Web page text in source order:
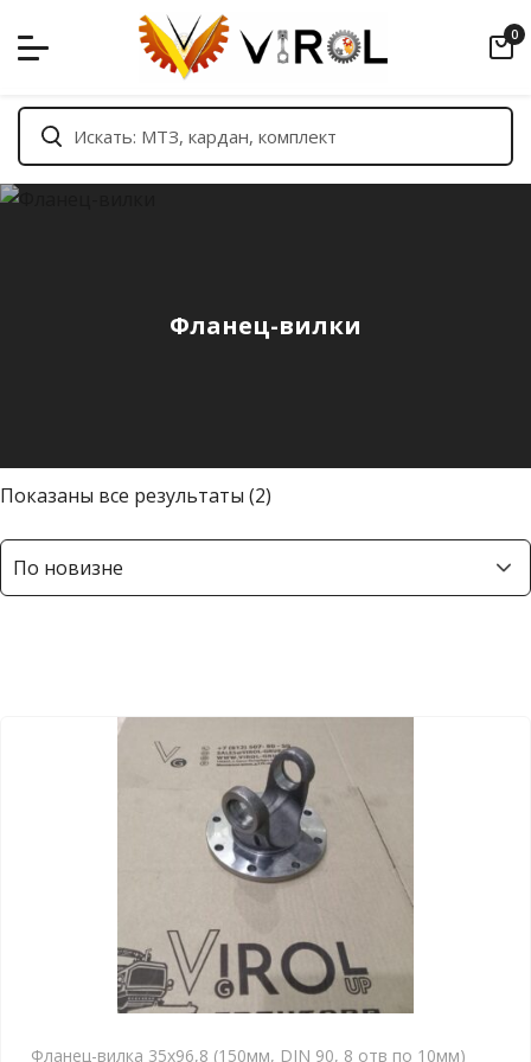
0
Фланец-вилки
Показаны все результаты (2)
к
а
:
с
а
м
е
н
е
Фланец-вилка 35х96,8 (150мм, DIN 90, 8 отв по 10мм)